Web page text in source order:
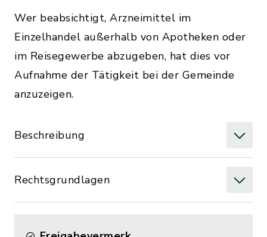
Wer beabsichtigt, Arzneimittel im
Einzelhandel außerhalb von Apotheken oder
im Reisegewerbe abzugeben, hat dies vor
Aufnahme der Tätigkeit bei der Gemeinde
anzuzeigen.
Beschreibung
Rechtsgrundlagen